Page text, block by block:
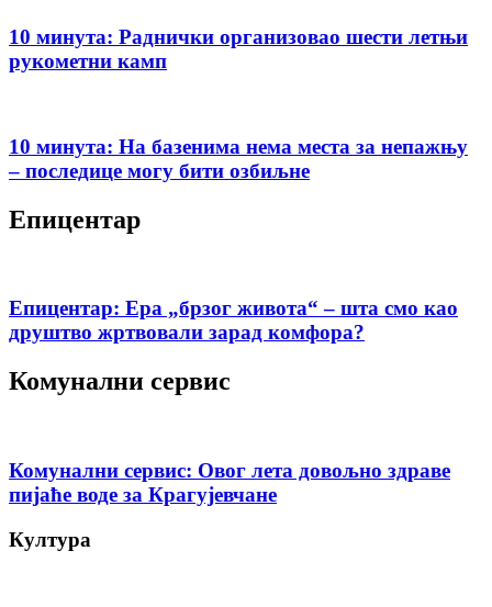
10 минута: Раднички организовао шести летњи
рукометни камп
10 минута: На базенима нема места за непажњу
– последице могу бити озбиљне
Епицентар
Епицентар: Ера „брзог живота“ – шта смо као
друштво жртвовали зарад комфора?
Комунални сервис
Комунални сервис: Овог лета довољно здраве
пијаће воде за Крагујевчане
Култура